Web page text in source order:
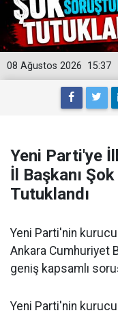
15:37
08 Ağustos 2026
Yeni Parti'ye
İl Başkanı
Tutuklandı
Yeni Parti'nin
Ankara Cumhuriyet
geniş kapsamlı
Yeni Parti'nin